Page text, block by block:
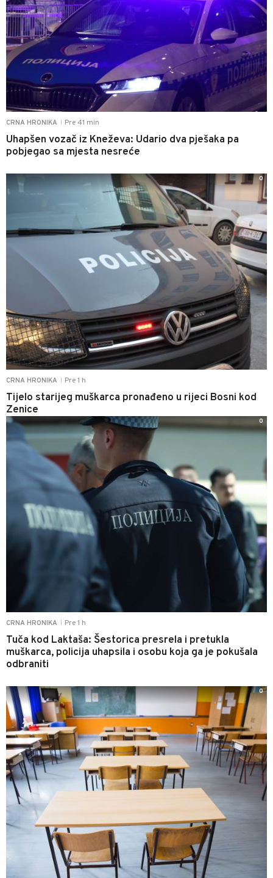
CRNA HRONIKA Pre 41 min
Uhapšen vozač iz Kneževa: Udario dva pješaka pa
pobjegao sa mjesta nesreće
CRNA HRONIKA Pre 1 h
Tijelo starijeg muškarca pronađeno u rijeci Bosni kod
Zenice
0
CRNA HRONIKA Pre 1 h
Tuča kod Laktaša: Šestorica presrela i pretukla
muškarca, policija uhapsila i osobu koja ga je pokušala
odbraniti
0
0